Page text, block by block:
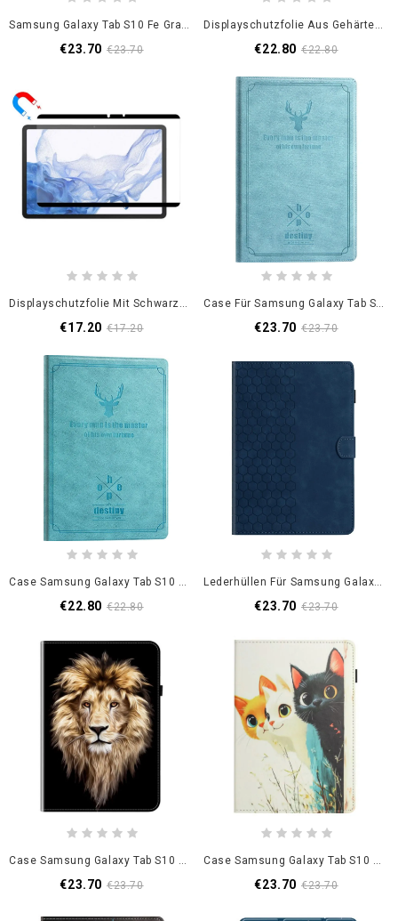
Samsung Galaxy Tab S10 Fe Graffiti-Stil
€23.70 €23.70
Displayschutzfolie Aus Gehärtetem Glas Für Samsung Galaxy Tab S10 Lite / S10 Fe / S9 / S9 Fe / S8 / S7 Hd Mit Staubentfernung Werkzeug
€22.80 €22.80
Displayschutzfolie Mit Schwarzen Rändern Für Samsung Galaxy Tab S10 Fe / S9 Fe / S9 / S8 / S7
€17.20 €17.20
Case Für Samsung Galaxy Tab S10 Fe Hirsch
€23.70 €23.70
Case Samsung Galaxy Tab S10 Fe Hirsch
€22.80 €22.80
Lederhüllen Für Samsung Galaxy Tab S10 Fe Horizontaler Rand
€23.70 €23.70
Case Samsung Galaxy Tab S10 Fe Löwenkopf-Design
€23.70 €23.70
Case Samsung Galaxy Tab S10 Fe Handyhülle Design Mit Drei Katzen
€23.70 €23.70